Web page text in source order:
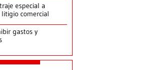
especial a
comercial
gastos y